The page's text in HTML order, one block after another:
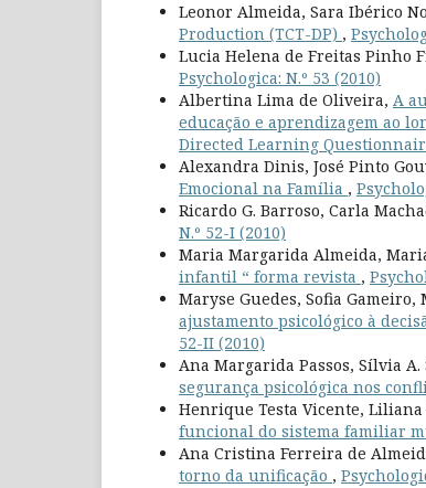
Leonor Almeida, Sara Ibérico
Production (TCT-DP) ,
Lucia Helena de Freitas Pinho
Psychologica: N.º 53 (2010)
Albertina Lima de Oliveira, A
educação e aprendizagem ao
Directed Learning
Alexandra Dinis, José Pinto
Emocional na Família ,
Ricardo G. Barroso, Carla
N.º 52-I (2010)
Maria Margarida Almeida,
infantil “ forma revista ,
Maryse Guedes, Sofia
ajustamento psicológico à
52-II (2010)
Ana Margarida Passos, Sílvia
segurança psicológica nos
Henrique Testa Vicente, Liliana
funcional do sistema familiar
Ana Cristina Ferreira de
torno da unificação ,